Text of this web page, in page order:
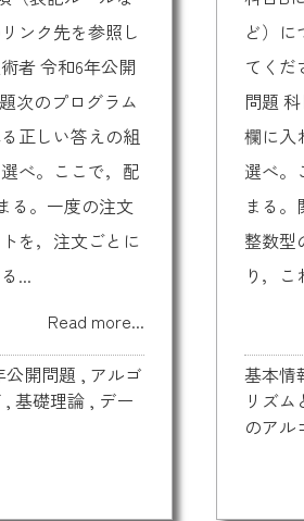
ンク先を参照し
者 令和6年公開
次のプログラム
正しい答えの組
べ。ここで，配
る。一度の注文
を，注文ごとに
...
Read more...
公開問題 , アルゴ
,基礎理論 , デー
ど）
てくだ
問題
欄に入
選べ。
まる
整数型
り，
基本情
リズ
のアル